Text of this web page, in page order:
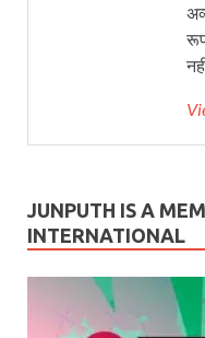
JUNPUTH IS A
INTERNATIONAL